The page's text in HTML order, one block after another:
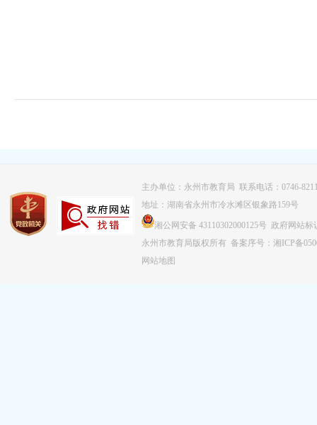
主办单位：永州市教育局 联系电话：0746-
地址：湖南省永州市冷水滩区银象路159号
湘公网安备 43110302000125号 政府网站标
永州市教育局版权所有 备案序号：湘ICP备
网站地图